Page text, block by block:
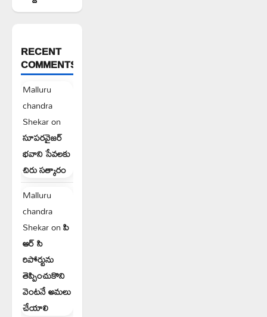
RECENT
COMMENTS
Malluru
chandra
Shekaron
సూపరవైజర్
భవాని సేవలకు
చిరు సత్కారం
Malluru
chandra
Shekaronపి
ఆర్ సి
రిపోర్టును
తెప్పించుకొని
వెంటనే అమలు
చేయాలి